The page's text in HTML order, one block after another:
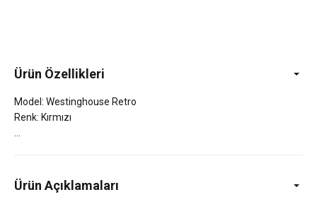
Ürün Özellikleri
Model: Westinghouse Retro
Renk: Kırmızı
Ürün Açıklamaları